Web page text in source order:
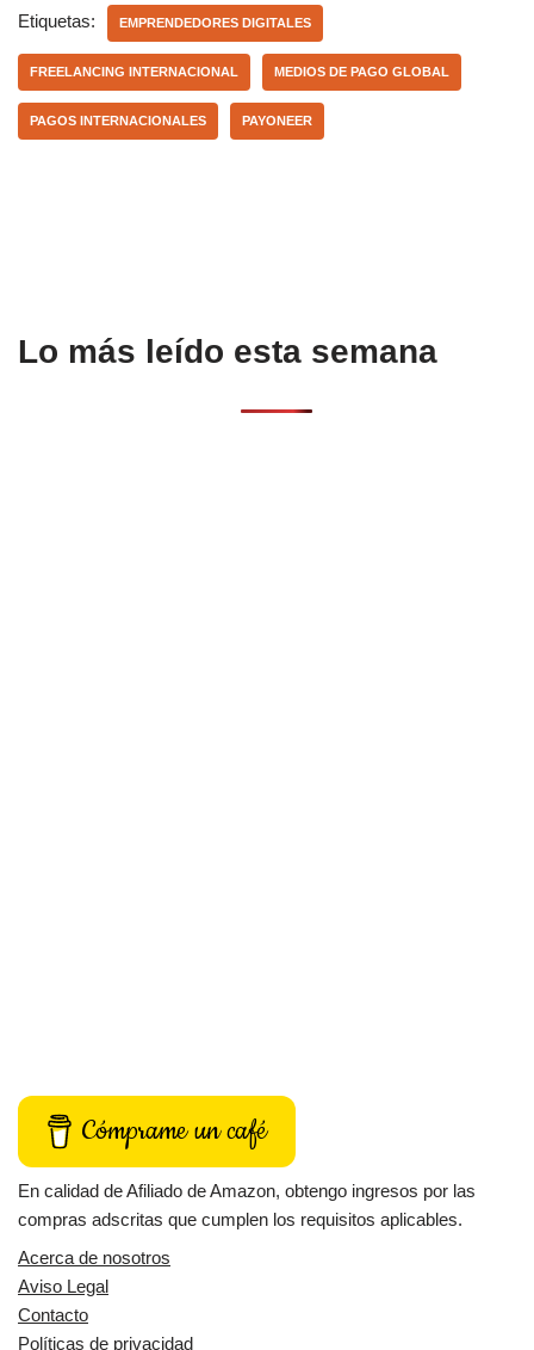
e
b
o
o
s
A
p
p
p
ar
tir
Etiquetas: EMPRENDEDORES DIGITALES
FREELANCING INTERNACIONAL MEDIOS DE PAGO GLOBAL
PAGOS INTERNACIONALES PAYONEER
Lo más leído esta semana
Cómprame un café
En calidad de Afiliado de Amazon, obtengo ingresos por las
compras adscritas que cumplen los requisitos aplicables.
Acerca de nosotros
Aviso Legal
Contacto
Políticas de privacidad